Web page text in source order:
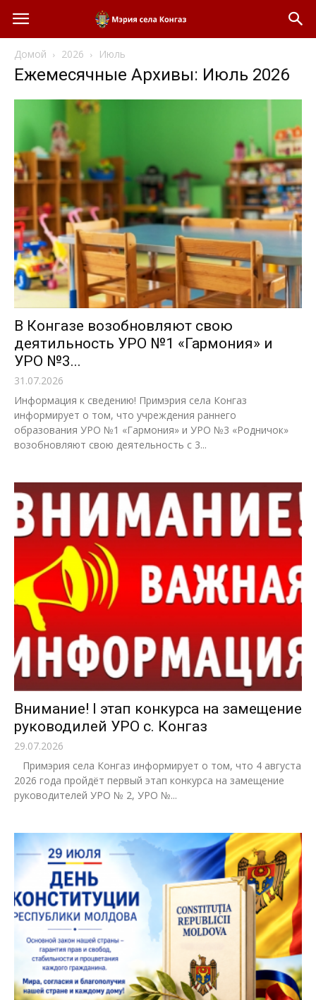
Домой 2026 Июль
Ежемесячные Архивы: Июль 2026
В Конгазе возобновляют свою
деятильность УРО №1 «Гармония» и
УРО №3...
31.07.2026
Информация к сведению! Примэрия села Конгаз
информирует о том, что учреждения раннего
образования УРО №1 «Гармония» и УРО №3 «Родничок»
возобновляют свою деятельность c 3...
Внимание! I этап конкурса на замещение
руководилей УРО с. Конгаз
29.07.2026
Примэрия села Конгаз информирует о том, что 4 августа
2026 года пройдёт первый этап конкурса на замещение
руководителей УРО № 2, УРО №...